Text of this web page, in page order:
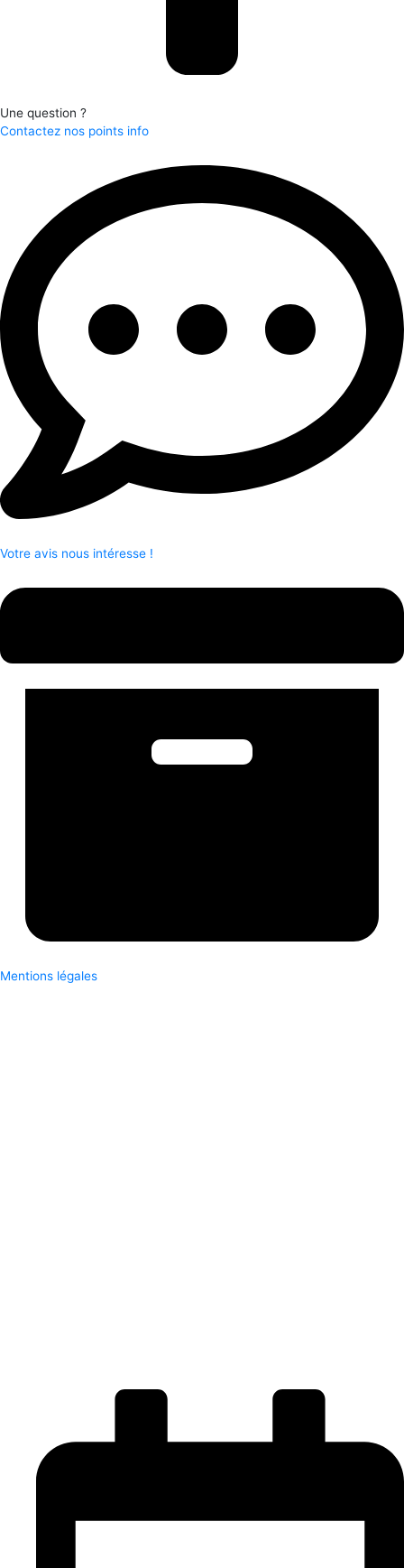
Une question ?
Contactez nos points info
Votre avis nous intéresse !
Mentions légales